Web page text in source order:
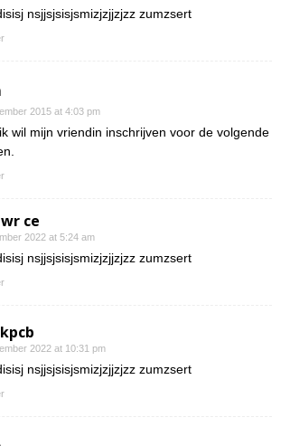
nsjjsjsisjsmizjzjjzjzz zumzsert
2015 at 4:03 pm
wil mijn vriendin inschrijven voor de volgende
ce
2022 at 5:24 am
nsjjsjsisjsmizjzjjzjzz zumzsert
2022 at 10:31 pm
nsjjsjsisjsmizjzjjzjzz zumzsert